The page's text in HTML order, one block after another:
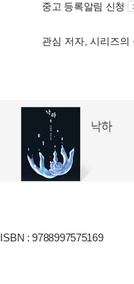
중고 등록알림 신청
관심 저자, 시리즈의
ISBN : 9788997575169